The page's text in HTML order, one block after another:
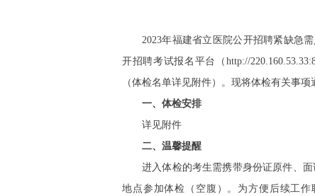
2023年福建省立医院公开招聘紧缺急
开招聘考试报名平台（ http://
（体检名单详见附件）。现将体检有关事项
一、体检安排
详见附件
二、温馨提醒
进入体检的考生需携带身份证原件、
地点参加体检（空腹）。为方便后续工作